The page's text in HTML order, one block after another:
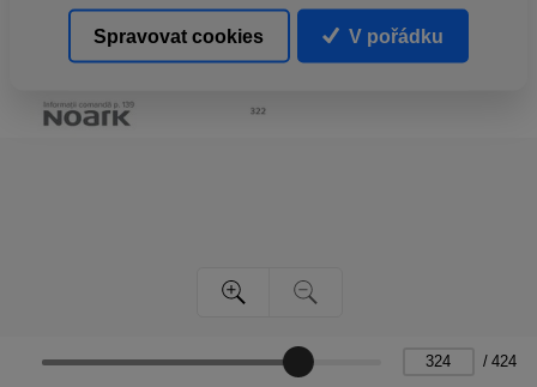
/ 424
Spravovat cookies V pořádku